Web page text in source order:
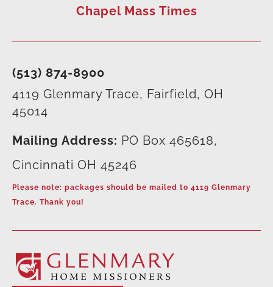
(513) 874-8900
4119 Glenmary Trace, Fairfield, OH
45014
Mailing Address: PO Box 465618,
Cincinnati OH 45246
Please note: packages should be mailed to 4119 Glenmary
Trace. Thank you!
Chapel Mass Times